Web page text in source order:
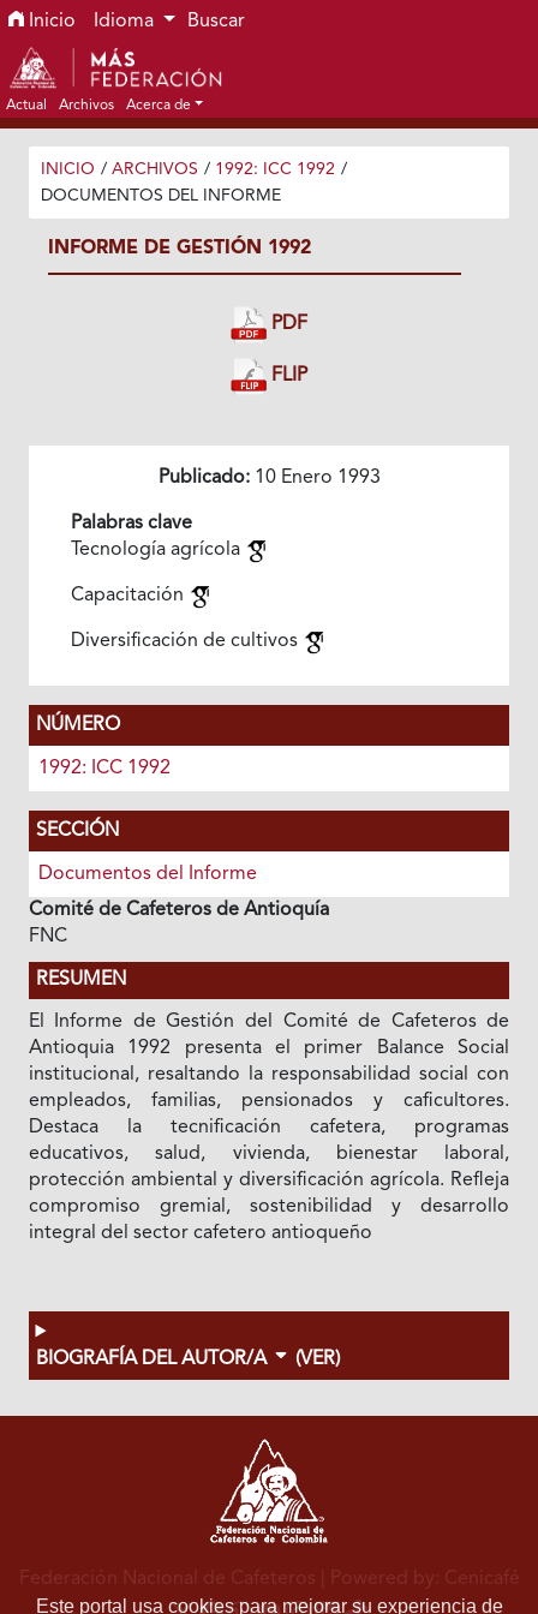
Ir al menú de navegación principal
Ir al contenido principal
Ir al pie de página del sitio
Inicio Idioma Buscar
Actual Archivos Acerca de
INICIO / ARCHIVOS / 1992: ICC 1992 /
DOCUMENTOS DEL INFORME
INFORME DE GESTIÓN 1992
PDF
FLIP
Publicado:10 Enero 1993
Palabras clave
Tecnología agrícola
Capacitación
Diversificación de cultivos
NÚMERO
1992: ICC 1992
SECCIÓN
Documentos del Informe
Comité de Cafeteros de Antioquía
FNC
RESUMEN
El Informe de Gestión del Comité de Cafeteros de
Antioquia 1992 presenta el primer Balance Social
institucional, resaltando la responsabilidad social con
empleados, familias, pensionados y caficultores.
Destaca la tecnificación cafetera, programas
educativos, salud, vivienda, bienestar laboral,
protección ambiental y diversificación agrícola. Refleja
compromiso gremial, sostenibilidad y desarrollo
integral del sector cafetero antioqueño
BIOGRAFÍA DEL AUTOR/A (VER)
Este portal usa cookies para mejorar su experiencia de
Federación Nacional de Cafeteros | Powered by: Cenicafé